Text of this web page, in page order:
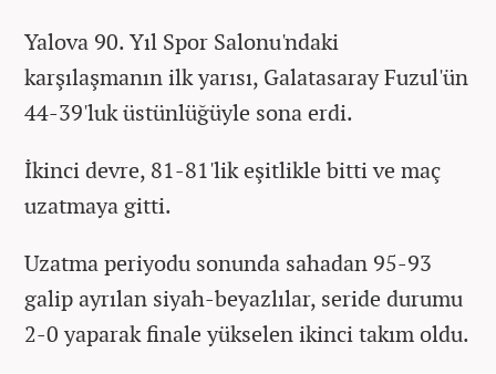
Yalova 90. Yıl Spor Salonu'ndaki
karşılaşmanın ilk yarısı, Galatasaray Fuzul'ün
44-39'luk üstünlüğüyle sona erdi.
İkinci devre, 81-81'lik eşitlikle bitti ve maç
uzatmaya gitti.
Uzatma periyodu sonunda sahadan 95-93
galip ayrılan siyah-beyazlılar, seride durumu
2-0 yaparak finale yükselen ikinci takım oldu.